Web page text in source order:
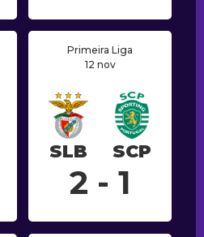
Primeira Liga
12 nov
SLB SCP
2 - 1